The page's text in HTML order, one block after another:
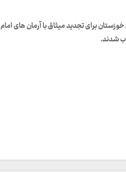
برای تجدید میثاق با آرمان های امام
شدند.